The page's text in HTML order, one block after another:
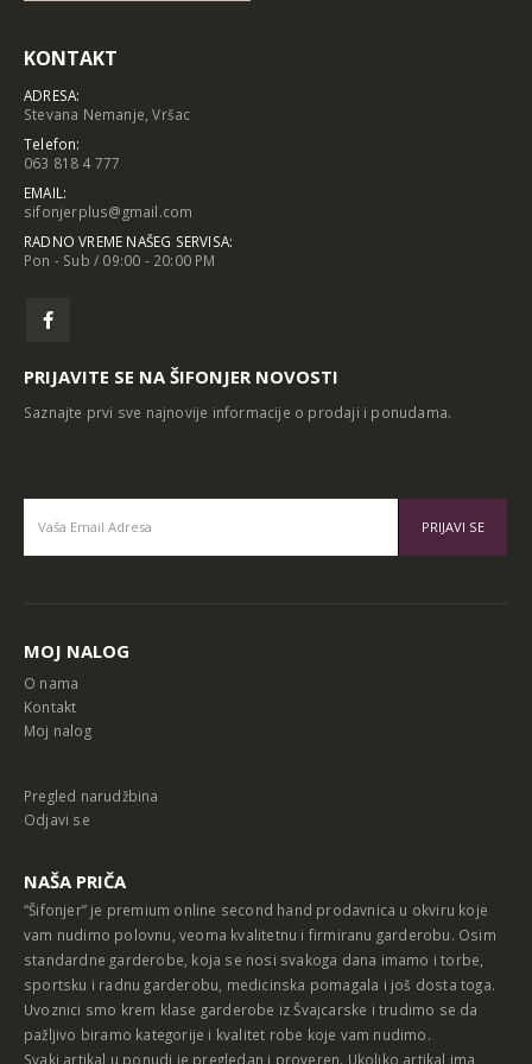
KONTAKT
ADRESA:
Stevana Nemanje, Vršac
Telefon:
063 818 4 777
EMAIL:
sifonjerplus@gmail.com
RADNO VREME NAŠEG SERVISA:
Pon - Sub / 09:00 - 20:00 PM
PRIJAVITE SE NA ŠIFONJER NOVOSTI
Saznajte prvi sve najnovije informacije o prodaji i ponudama.
MOJ NALOG
O nama
Kontakt
Moj nalog
Pregled narudžbina
Odjavi se
NAŠA PRIČA
“Šifonjer” je premium online second hand prodavnica u okviru koje
vam nudimo polovnu, veoma kvalitetnu i firmiranu garderobu. Osim
standardne garderobe, koja se nosi svakoga dana imamo i torbe,
sportsku i radnu garderobu, medicinska pomagala i još dosta toga.
Uvoznici smo krem klase garderobe iz Švajcarske i trudimo se da
pažljivo biramo kategorije i kvalitet robe koje vam nudimo.
Svaki artikal u ponudi je pregledan i proveren. Ukoliko artikal ima